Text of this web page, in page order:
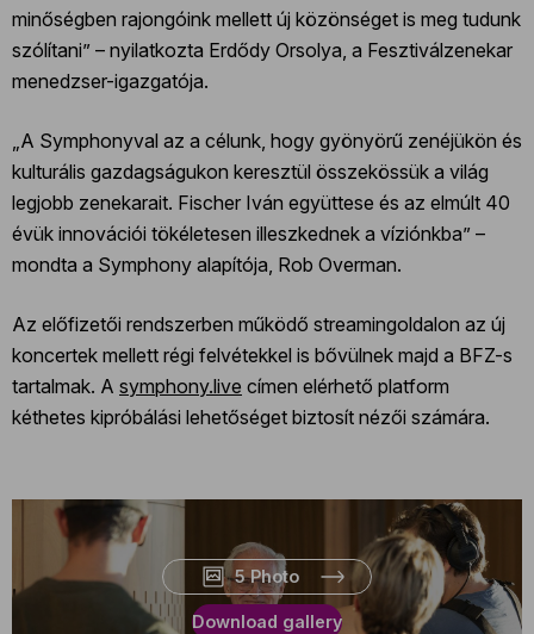
minőségben rajongóink mellett új közönséget is meg tudunk
szólítani” – nyilatkozta Erdődy Orsolya, a Fesztiválzenekar
menedzser-igazgatója.
„A Symphonyval az a célunk, hogy gyönyörű zenéjükön és
kulturális gazdagságukon keresztül összekössük a világ
legjobb zenekarait. Fischer Iván együttese és az elmúlt 40
évük innovációi tökéletesen illeszkednek a víziónkba” –
mondta a Symphony alapítója, Rob Overman.
Az előfizetői rendszerben működő streamingoldalon az új
koncertek mellett régi felvétekkel is bővülnek majd a BFZ-s
tartalmak. A symphony.live címen elérhető platform
kéthetes kipróbálási lehetőséget biztosít nézői számára.
5 Photo
Download gallery